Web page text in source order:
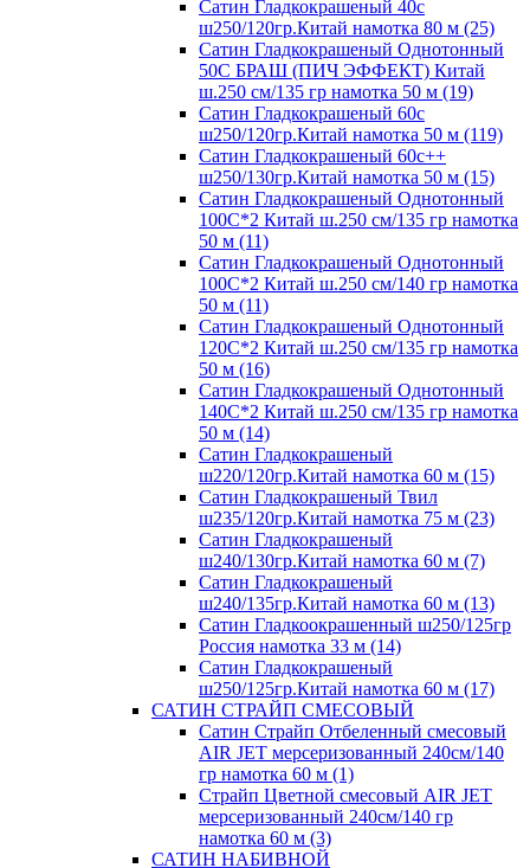
Сатин Гладкокрашеный 40с
ш250/120гр.Китай намотка 80 м (25)
Сатин Гладкокрашеный Однотонный
50С БРАШ (ПИЧ ЭФФЕКТ) Китай
ш.250 см/135 гр намотка 50 м (19)
Сатин Гладкокрашеный 60с
ш250/120гр.Китай намотка 50 м (119)
Сатин Гладкокрашеный 60с++
ш250/130гр.Китай намотка 50 м (15)
Сатин Гладкокрашеный Однотонный
100С*2 Китай ш.250 см/135 гр намотка
50 м (11)
Сатин Гладкокрашеный Однотонный
100С*2 Китай ш.250 см/140 гр намотка
50 м (11)
Сатин Гладкокрашеный Однотонный
120С*2 Китай ш.250 см/135 гр намотка
50 м (16)
Сатин Гладкокрашеный Однотонный
140С*2 Китай ш.250 см/135 гр намотка
50 м (14)
Сатин Гладкокрашеный
ш220/120гр.Китай намотка 60 м (15)
Сатин Гладкокрашеный Твил
ш235/120гр.Китай намотка 75 м (23)
Сатин Гладкокрашеный
ш240/130гр.Китай намотка 60 м (7)
Сатин Гладкокрашеный
ш240/135гр.Китай намотка 60 м (13)
Сатин Гладкоокрашенный ш250/125гр
Россия намотка 33 м (14)
Сатин Гладкокрашеный
ш250/125гр.Китай намотка 60 м (17)
САТИН СТРАЙП СМЕСОВЫЙ
Сатин Страйп Отбеленный смесовый
AIR JET мерсеризованный 240см/140
гр намотка 60 м (1)
Страйп Цветной смесовый AIR JET
мерсеризованный 240см/140 гр
намотка 60 м (3)
САТИН НАБИВНОЙ